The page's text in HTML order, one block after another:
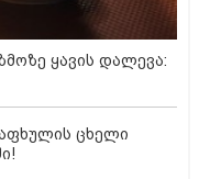
ყავის დალევა:
ცხელი